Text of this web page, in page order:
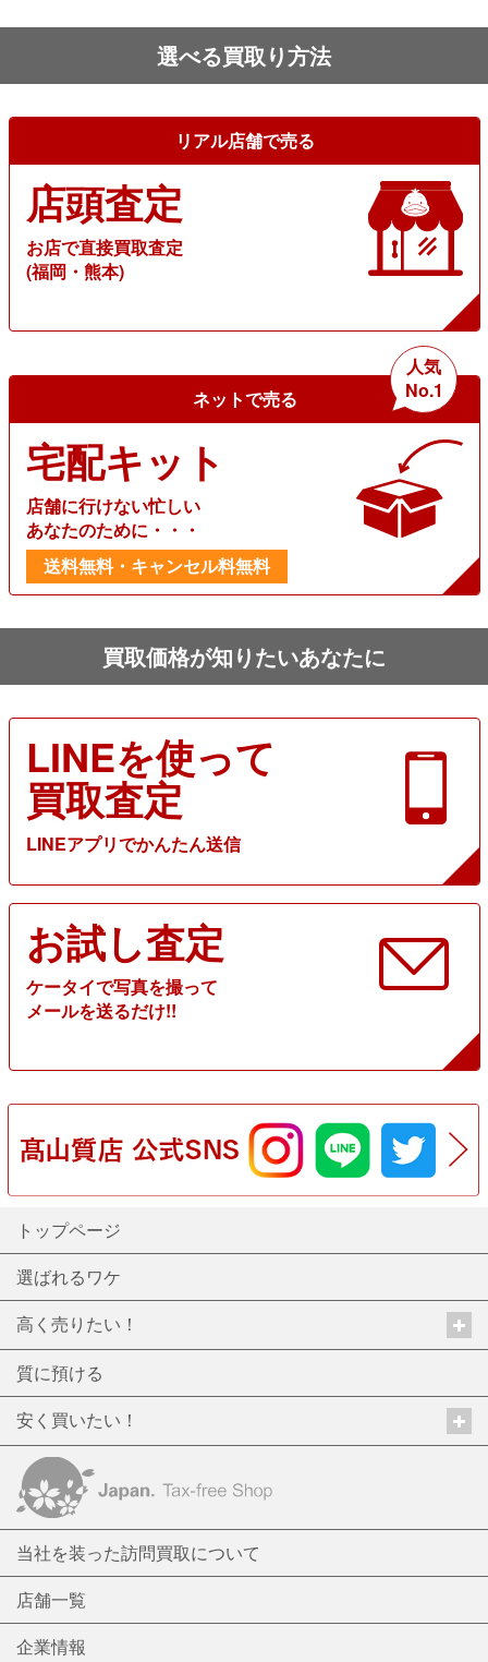
選べる買取り方法
リアル店舗で売る
店頭査定
お店で直接買取査定
(福岡・熊本)
ネットで売る
人気
No.1
宅配キット
店舗に行けない忙しい
あなたのために・・・
送料無料・キャンセル料無料
買取価格が知りたいあなたに
LINEを使って
買取査定
LINEアプリでかんたん送信
お試し査定
ケータイで写真を撮って
メールを送るだけ!!
トップページ
選ばれるワケ
高く売りたい！
質に預ける
安く買いたい！
当社を装った訪問買取について
店舗一覧
企業情報